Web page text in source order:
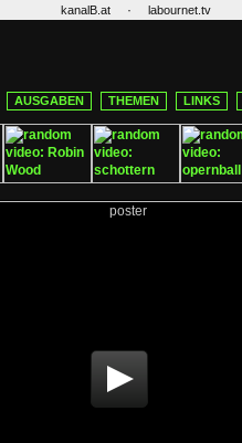
kanalB.at · labournet.tv
AUSGABEN THEMEN LINKS